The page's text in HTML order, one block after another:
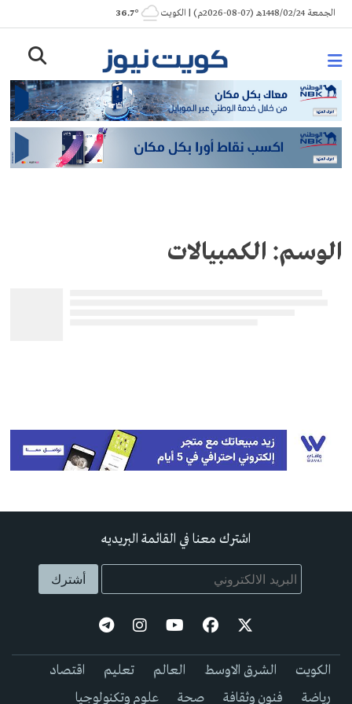
Skip
to
الجمعة 1448/02/24هـ (07-08-2026م) | الكويت ° 36.7
الوسم: الكمبيالات
اشترك معنا في القائمة البريديه
الكويت الشرق الاوسط العالم تعليم
اقتصاد
رياضة
فنون وثقافة صحة علوم وتكنولوجيا